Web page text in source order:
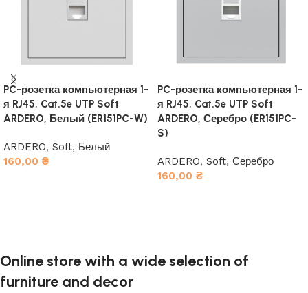
PC-розетка компьютерная 1-
я RJ45, Cat.5e UTP Soft
ARDERO, Белый (ER151PC-W)
ARDERO, Soft, Белый
160,00 ₴
PC-розетка компьютерная 1-
я RJ45, Cat.5e UTP Soft
ARDERO, Серебро (ER151PC-
S)
ARDERO, Soft, Серебро
160,00 ₴
Online store with a wide selection of
furniture and decor